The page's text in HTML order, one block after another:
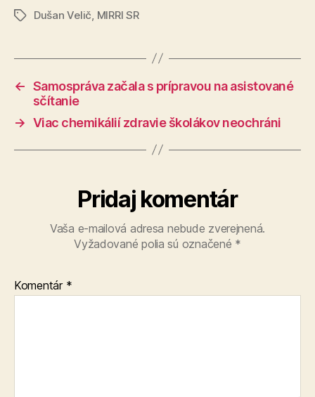
ZnačkyDušan Velič MIRRI SR
← Samospráva začala s prípravou na asistované
sčítanie
→ Viac chemikálií zdravie školákov neochráni
Pridaj komentár
Vaša e-mailová adresa nebude zverejnená.
Vyžadované polia sú označené *
Komentár *